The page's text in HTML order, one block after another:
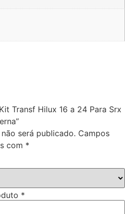
Transf Hilux 16 a 24 Para Srx
será publicado. Campos
com *
*